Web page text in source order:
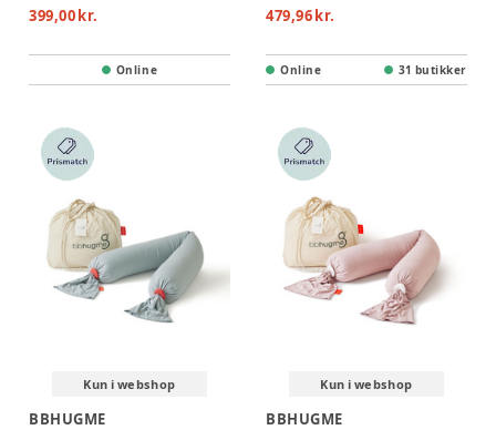
399,00 kr.
Online
479,96 kr.
Online 31 butikker
Kun i webshop
BBHUGME
Kun i webshop
BBHUGME